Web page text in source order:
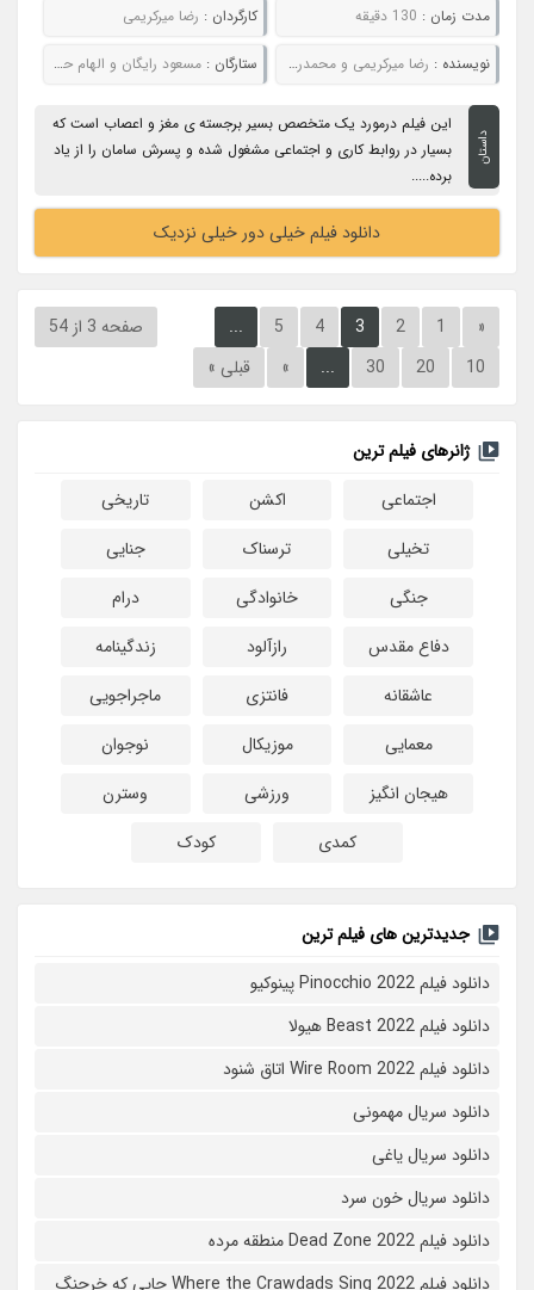
مدت زمان : 130 دقیقه کارگردان : رضا میرکریمی
نویسنده : رضا میرکریمی و محمدرضا گوهری ستارگان : مسعود رایگان و الهام حمیدی
داستان
این فیلم درمورد یک متخصص بسیر برجسته ی مغز و اعصاب است که
بسیار در روابط کاری و اجتماعی مشغول شده و پسرش سامان را از یاد
برده.....
دانلود فیلم خیلی دور خیلی نزدیک
صفحه 3 از 54 «
1
2
3
4
5
...
10
20
30
...
» قبلی »
ژانرهای فیلم ترین
اجتماعی
اکشن
تاریخی
تخیلی
ترسناک
جنایی
جنگی
خانوادگی
درام
دفاع مقدس
رازآلود
زندگینامه
عاشقانه
فانتزی
ماجراجویی
معمایی
موزیکال
نوجوان
هیجان انگیز
ورزشی
وسترن
کمدی
کودک
جدیدترین های فیلم ترین
دانلود فیلم Pinocchio 2022 پینوکیو
دانلود فیلم Beast 2022 هیولا
دانلود فیلم Wire Room 2022 اتاق شنود
دانلود سریال مهمونی
دانلود سریال یاغی
دانلود سریال خون سرد
دانلود فیلم 2022 Dead Zone منطقه مرده
دانلود فیلم Where the Crawdads Sing 2022 جایی که خرچنگ